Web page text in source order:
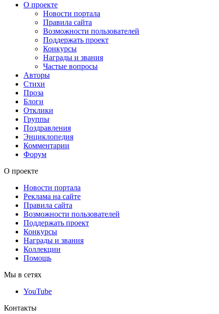
О проекте
Новости портала
Правила сайта
Возможности пользователей
Поддержать проект
Конкурсы
Награды и звания
Частые вопросы
Авторы
Стихи
Проза
Блоги
Отклики
Группы
Поздравления
Энциклопедия
Комментарии
Форум
О проекте
Новости портала
Реклама на сайте
Правила сайта
Возможности пользователей
Поддержать проект
Конкурсы
Награды и звания
Коллекции
Помощь
Мы в сетях
YouTube
Контакты